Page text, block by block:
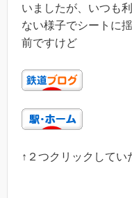
いましたが、いつも
ない様子でシートに
前ですけど
↑２つクリックして